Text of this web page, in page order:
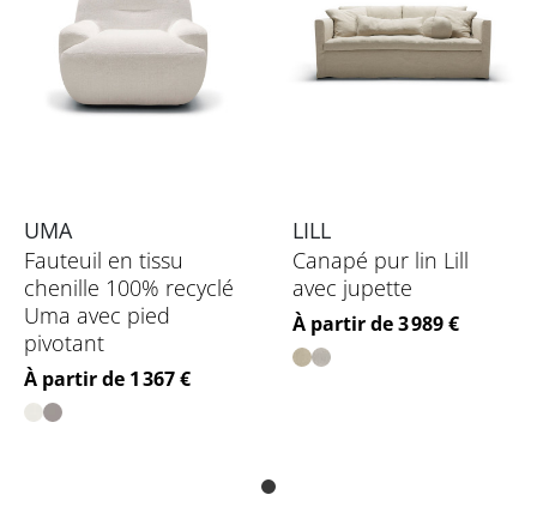
UMA
Fauteuil en tissu
chenille 100% recyclé
Uma avec pied
pivotant
Prix
À partir de 1 367 €
LILL
Canapé pur lin Lill
avec jupette
Prix
À partir de 3 989 €